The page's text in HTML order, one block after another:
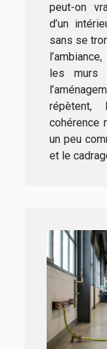
peut-on
d’un
sans se
les murs
répètent,
cohérence
un peu
et le